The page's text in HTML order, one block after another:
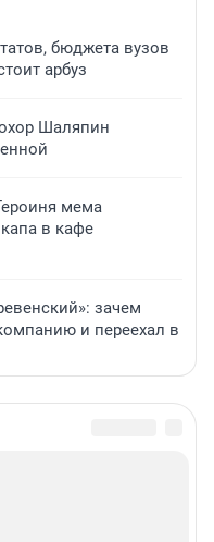
бюджета вузов
арбуз
Шаляпин
мема
в кафе
зачем
и переехал в